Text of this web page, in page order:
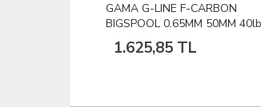
GAMA GLINE F-CARBON
BIGSPOOL 1.10MM 50M 100lb
3.758,83 TL